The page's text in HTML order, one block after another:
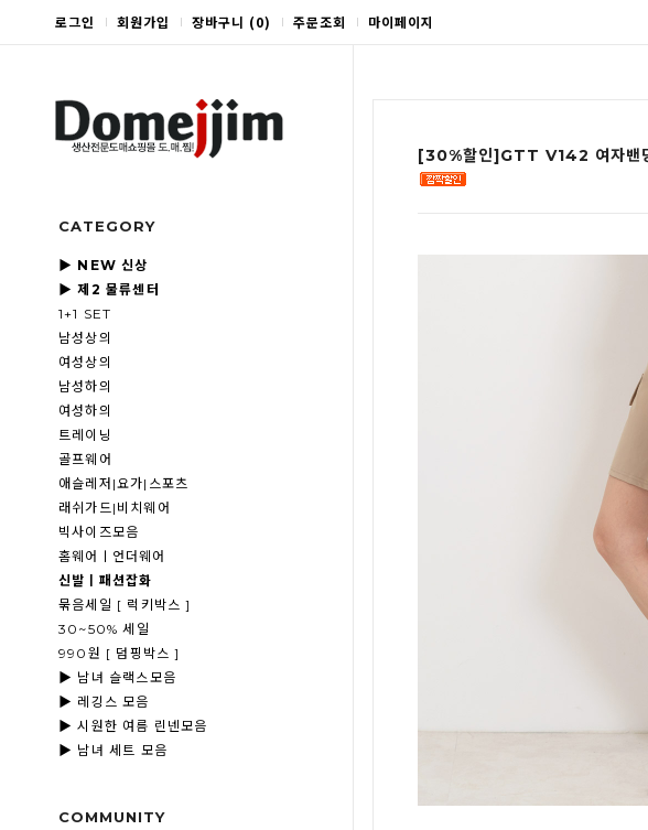
로그인 회원가입 장바구니 (0) 주문조회 마이페이지
CATEGORY
▶ NEW 신상
▶ 제2 물류센터
1+1 SET
남성상의
여성상의
남성하의
여성하의
트레이닝
골프웨어
애슬레저|요가|스포츠
래쉬가드|비치웨어
빅사이즈모음
홈웨어ㅣ언더웨어
신발ㅣ패션잡화
묶음세일 [ 럭키박스 ]
30~50% 세일
990원 [ 덤핑박스 ]
▶ 남녀 슬랙스모음
▶ 레깅스 모음
▶ 시원한 여름 린넨모음
▶ 남녀 세트 모음
COMMUNITY
[30%할인]GTT V142 여자밴